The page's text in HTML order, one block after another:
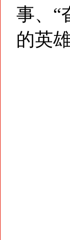
事、“
的英